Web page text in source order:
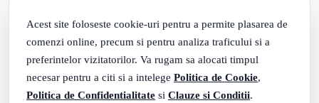
Acest site foloseste cookie-uri pentru a permite plasarea de
comenzi online, precum si pentru analiza traficului si a
preferintelor vizitatorilor. Va rugam sa alocati timpul
necesar pentru a citi si a intelege Politica de Cookie,
Politica de Confidentialitate si Clauze si Conditii.